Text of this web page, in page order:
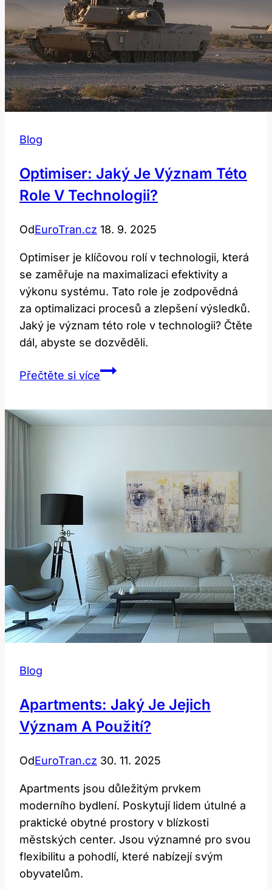
Blog
Optimiser: Jaký Je Význam Této
Role V Technologii?
OdEuroTran.cz 18. 9. 2025
Optimiser je klíčovou rolí v technologii, která
se zaměřuje na maximalizaci efektivity a
výkonu systému. Tato role je zodpovědná
za optimalizaci procesů a zlepšení výsledků.
Jaký je význam této role v technologii? Čtěte
dál, abyste se dozvěděli.
Přečtěte si víceOptimiser:
Technologii?
Blog
Apartments: Jaký Je Jejich
Význam A Použití?
OdEuroTran.cz 30. 11. 2025
Apartments jsou důležitým prvkem
moderního bydlení. Poskytují lidem útulné a
praktické obytné prostory v blízkosti
městských center. Jsou významné pro svou
flexibilitu a pohodlí, které nabízejí svým
obyvatelům.